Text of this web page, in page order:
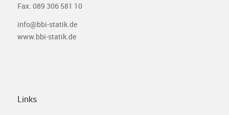
Fax. 089 306 581 10
info@bbi-statik.de
www.bbi-statik.de
Links